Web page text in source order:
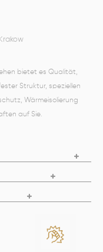
Krakow
bietet es Qualität,
Struktur, speziellen
Wärmeisolierung
auf Sie.